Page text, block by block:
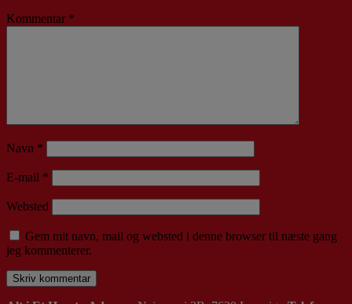
Kommentar *
Navn *
E-mail *
Websted
Gem mit navn, mail og websted i denne browser til næste gang
jeg kommenterer.